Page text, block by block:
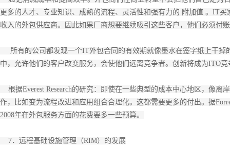
更多的人才、专业知识、成熟的流程、灵活性和强有力的 附加值 。IT
收入的外包供应商。因此如果厂商想要继续吸引这些客户，他们必须付
所有的公司都发现一个IT外包合同的有效期就像墨水在签字纸上干掉
中，允许他们的客户改变服务，会使他们远离竞争者。创新将成为ITO
根据Everest Research的研究：即使在一些典型的成本中心地区，像
作，比如变为流程改进和应用组合合理化。这都需要更多的付出。据
2008年在外包服务方面的花费要多一些预算。
7．远程基础设施管理（RIM）的发展